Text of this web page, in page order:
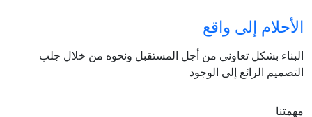
الأحلام إلى واقع
البناء بشكل تعاوني من أجل المستقبل ونحوه من خلال جلب
التصميم الرائع إلى الوجود
مهمتنا